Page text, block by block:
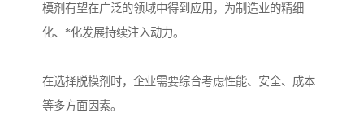
模剂有望在广泛的领域中得到应用，为制造业的精细
化、*化发展持续注入动力。
在选择脱模剂时，企业需要综合考虑性能、安全、成本
等多方面因素。